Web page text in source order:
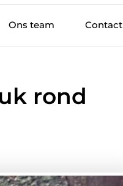
Ons team Contact
rond